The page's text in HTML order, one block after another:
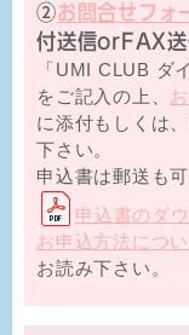
②お問合せフォ
付送信orFAX送
「UMI CLUB ダ
をご記入の上、
に添付もしくは
下さい。
申込書は郵送も
申込書のダ
お申込方法につ
お読み下さい。